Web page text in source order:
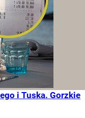
i Tuska. Gorzkie